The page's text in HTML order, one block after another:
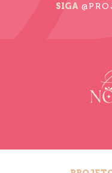
SIGA